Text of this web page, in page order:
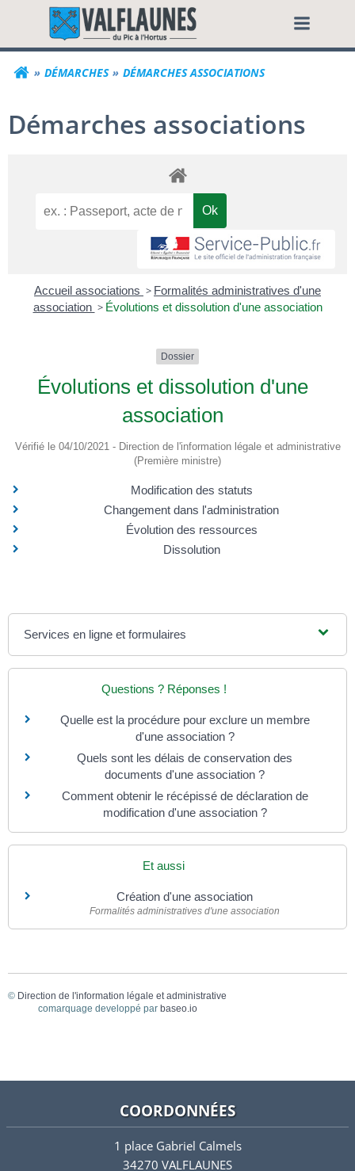
contenuCommune de
DÉMARCHES DÉMARCHES ASSOCIATIONS
Démarches associations
Accueil associations > Formalités administratives d'une
association > Évolutions et dissolution d'une association
Dossier
Évolutions et dissolution d'une
association
Vérifié le 04/10/2021 - Direction de l'information légale et administrative
(Première ministre)
Modification des statuts
Changement dans l'administration
Évolution des ressources
Dissolution
Services en ligne et formulaires
Questions ? Réponses !
Quelle est la procédure pour exclure un membre
d'une association ?
Quels sont les délais de conservation des
documents d'une association ?
Comment obtenir le récépissé de déclaration de
modification d'une association ?
Et aussi
Création d'une association
Formalités administratives d'une association
© Direction de l'information légale et administrative
comarquage developpé par baseo.io
COORDONNÉES
1 place Gabriel Calmels
34270 VALFLAUNES